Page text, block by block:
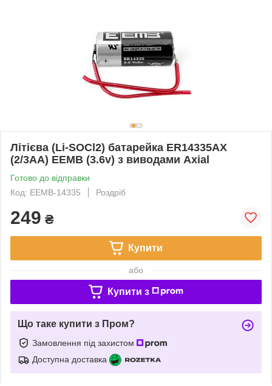
Літієва (Li-SOCl2) батарейка ER14335AX
(2/3AA) EEMB (3.6v) з виводами Axial
Готово до відправки
Код: EEMB-14335
Роздріб
249 ₴
Купити
або
Купити з
Що таке купити з Пром?
Замовлення під захистом
Доступна доставка